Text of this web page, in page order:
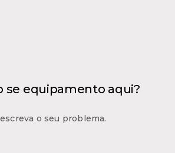
se equipamento aqui?
o seu problema.